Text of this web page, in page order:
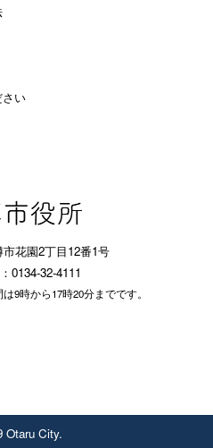
い
花園2丁目12番1号
0134-32-4111
9時から17時20分までです。
Otaru City.